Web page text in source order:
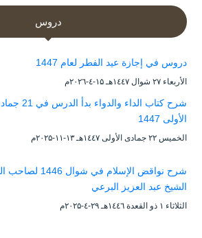
دروس
دروس في إجازة عيد الفطر لعام 1447
الأربعاء ۲۷ شوال ۱٤٤۷هـ ۱۵-٤-۲۰۲٦م
شرح كتاب الداء والدواء بدأ
الأولى 1447
الخميس ۲۲ جمادى الأولى ۱٤٤۷هـ ۱۳-۱۱-۲۰۲۵م
شرح نواقض الإسلام في شوال
الشيخ عبد العزيز البرعي
الثلاثاء ۱ ذو القعدة ۱٤٤٦هـ ۲۹-٤-۲۰۲۵م